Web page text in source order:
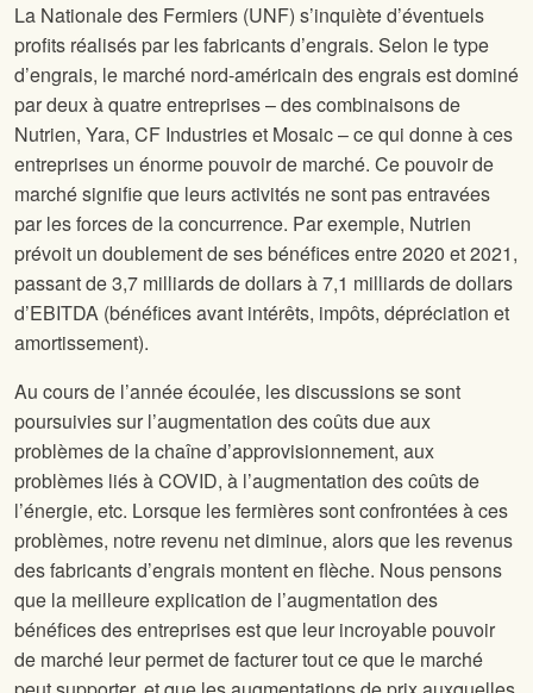
La Nationale des Fermiers (UNF) s’inquiète d’éventuels
profits réalisés par les fabricants d’engrais. Selon le type
d’engrais, le marché nord-américain des engrais est dominé
par deux à quatre entreprises – des combinaisons de
Nutrien, Yara, CF Industries et Mosaic – ce qui donne à ces
entreprises un énorme pouvoir de marché. Ce pouvoir de
marché signifie que leurs activités ne sont pas entravées
par les forces de la concurrence. Par exemple, Nutrien
prévoit un doublement de ses bénéfices entre 2020 et 2021,
passant de 3,7 milliards de dollars à 7,1 milliards de dollars
d’EBITDA (bénéfices avant intérêts, impôts, dépréciation et
amortissement).
Au cours de l’année écoulée, les discussions se sont
poursuivies sur l’augmentation des coûts due aux
problèmes de la chaîne d’approvisionnement, aux
problèmes liés à COVID, à l’augmentation des coûts de
l’énergie, etc. Lorsque les fermières sont confrontées à ces
problèmes, notre revenu net diminue, alors que les revenus
des fabricants d’engrais montent en flèche. Nous pensons
que la meilleure explication de l’augmentation des
bénéfices des entreprises est que leur incroyable pouvoir
de marché leur permet de facturer tout ce que le marché